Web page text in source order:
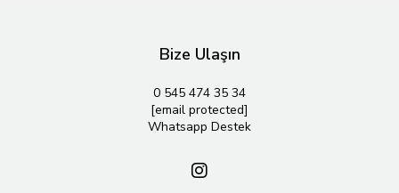
Bize Ulaşın
0 545 474 35 34
[email protected]
Whatsapp Destek